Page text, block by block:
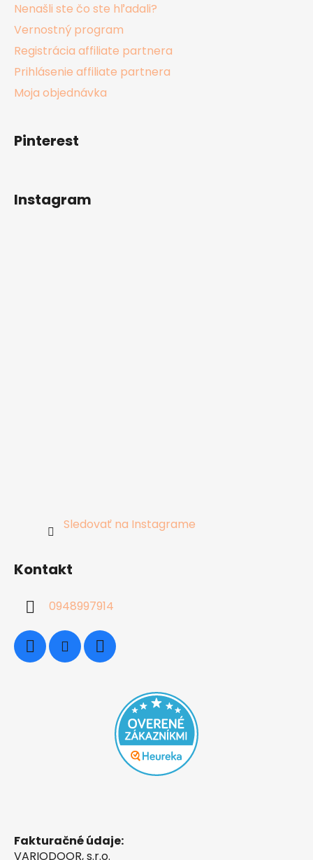
Nenašli ste čo ste hľadali?
Vernostný program
Registrácia affiliate partnera
Prihlásenie affiliate partnera
Moja objednávka
Pinterest
Instagram
Sledovať na Instagrame
Kontakt
0948997914
Fakturačné údaje:
VARIODOOR, s.r.o.